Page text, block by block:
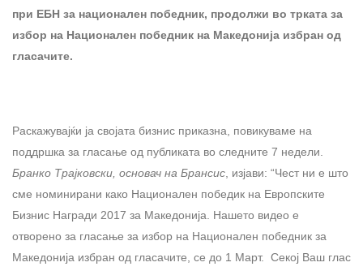
при ЕБН за национален победник, продолжи во трката за
избор на Национален победник на Македонија избран од
гласачите.
Раскажувајќи ја својата бизнис приказна, повикуваме на
поддршка за гласање од публиката во следните 7 недели.
Бранко Трајковски, основач на Брансис , изјави: “Чест ни е што
сме номинирани како Национален победик на Европските
Бизнис Награди 2017 за Македонија. Нашето видео е
отворено за гласање за избор на Национален победник за
Македонија избран од гласачите, се до 1 Март. Секој Ваш глас